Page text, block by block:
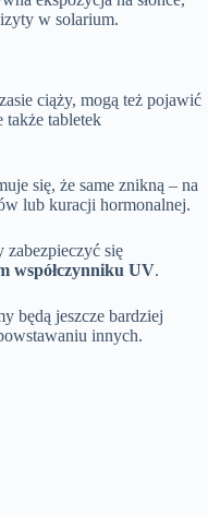
w solarium.
ciąży, mogą też pojawić
także tabletek
się, że same znikną – na
lub kuracji hormonalnej.
zabezpieczyć się
współczynniku UV.
będą jeszcze bardziej
innych.